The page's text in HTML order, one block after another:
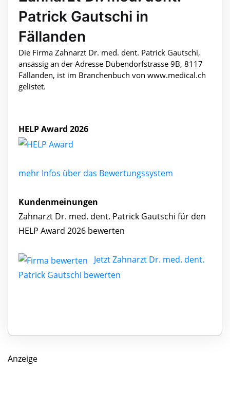
Patrick Gautschi in
Fällanden
Die Firma Zahnarzt Dr. med. dent. Patrick Gautschi,
ansässig an der Adresse Dübendorfstrasse 9B, 8117
Fällanden, ist im Branchenbuch von www.medical.ch
gelistet.
HELP Award 2026
mehr Infos über das Bewertungssystem
Kundenmeinungen
Zahnarzt Dr. med. dent. Patrick Gautschi für den
HELP Award 2026 bewerten
Jetzt Zahnarzt Dr. med. dent.
Patrick Gautschi bewerten
Anzeige